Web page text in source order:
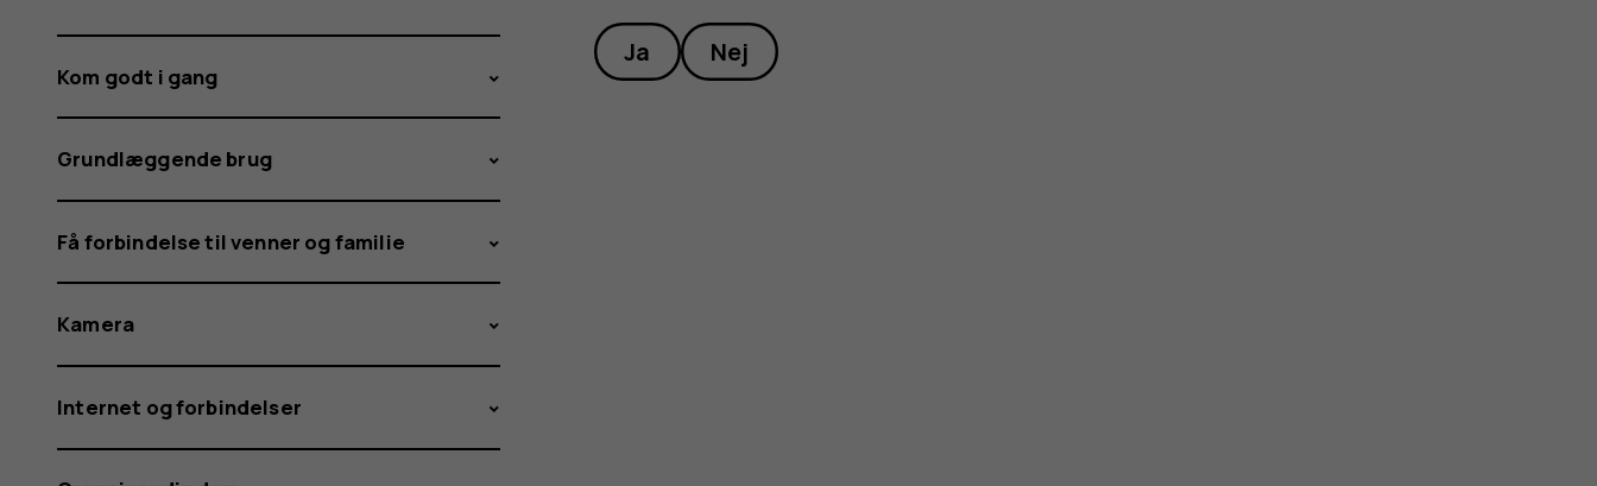
Ja Nej
Kom godt i gang
Grundlæggende brug
Få forbindelse til venner og familie
Kamera
Internet og forbindelser